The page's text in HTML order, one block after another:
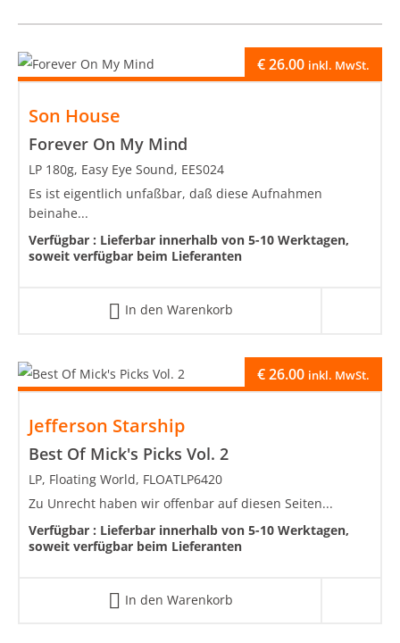
Son House
Forever On My Mind
€26.00 inkl. MwSt.
LP 180g, Easy Eye Sound, EES024
Es ist eigentlich unfaßbar, daß diese Aufnahmen
beinahe...
Verfügbar : Lieferbar innerhalb von 5-10 Werktagen,
soweit verfügbar beim Lieferanten
In den Warenkorb
Jefferson Starship
Best Of Mick's Picks Vol. 2
€26.00 inkl. MwSt.
LP, Floating World, FLOATLP6420
Zu Unrecht haben wir offenbar auf diesen Seiten...
Verfügbar : Lieferbar innerhalb von 5-10 Werktagen,
soweit verfügbar beim Lieferanten
In den Warenkorb